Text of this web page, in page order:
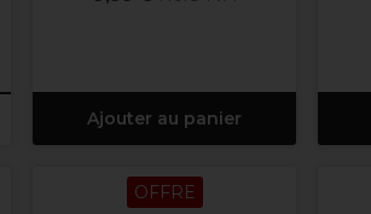
Ajouter au panier
OFFRE